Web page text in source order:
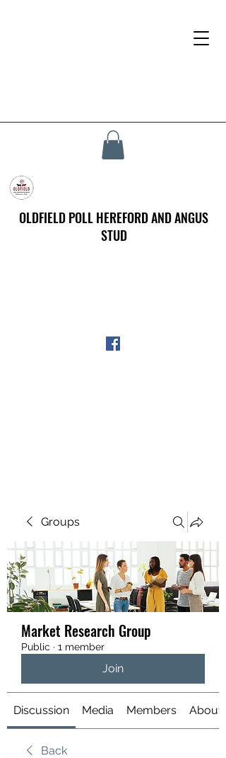
OLDFIELD POLL HEREFORD AND ANGUS
STUD
Groups
Market Research Group
Public · 1 member
Join
Discussion Media Members About
Back